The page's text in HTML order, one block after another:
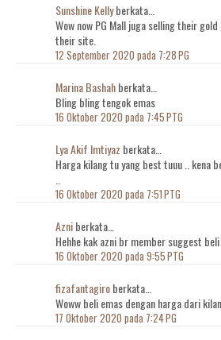
Sunshine Kellyberkata…
Wow now PG Mall juga selling their
their site.
12 September 2020 pada 7:28 PG
Marina Bashahberkata…
Bling bling tengok emas
16 Oktober 2020 pada 7:45 PTG
Lya Akif Imtiyaz berkata…
Harga kilang tu yang best tuuu .. kena
16 Oktober 2020 pada 7:51 PTG
Azniberkata…
Hehhe kak azni br member suggest beli
16 Oktober 2020 pada 9:55 PTG
fizafantagiroberkata…
Woww beli emas dengan harga dari
17 Oktober 2020 pada 7:24 PG